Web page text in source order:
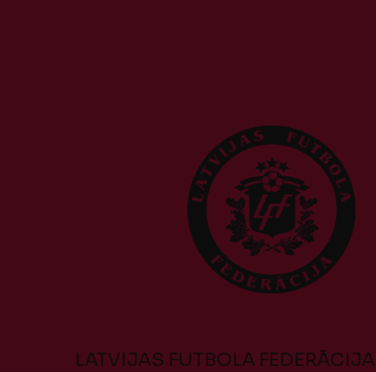
LATVIJAS FUTBOLA FEDERĀCIJA